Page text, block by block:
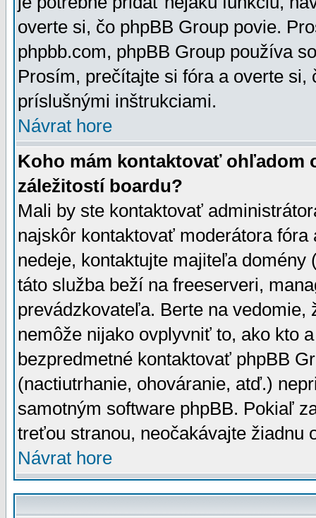
overte si, čo phpBB Group povie.
phpbb.com, phpBB Group používa
Prosím, prečítajte si fóra a overte
príslušnými inštrukciami.
Návrat hore
Koho mám kontaktovať ohľadom
záležitostí boardu?
Mali by ste kontaktovať
najskôr kontaktovať moderátora
nedeje, kontaktujte majiteľa
táto služba beží na freeserveri,
prevádzkovateľa. Berte na vedomie,
nemôže nijako ovplyvniť to, ako kto
bezpredmetné kontaktovať phpBB
(nactiutrhanie, ohováranie, atď.)
samotným software phpBB. Pokiaľ
treťou stranou, neočakávajte žiadnu
Návrat hore